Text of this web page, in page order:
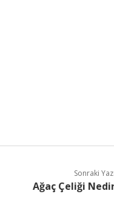
Sonraki
Ağaç Çeliği